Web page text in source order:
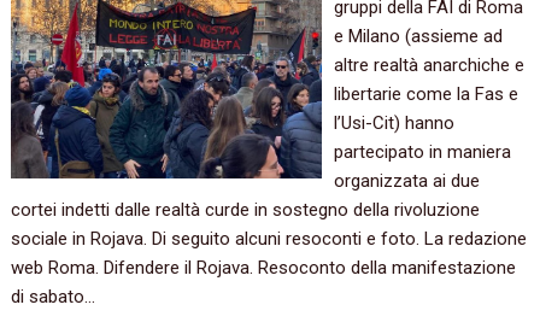
gruppi della FAI di Roma
e Milano (assieme ad
altre realtà anarchiche e
libertarie come la Fas e
l’Usi-Cit) hanno
partecipato in maniera
organizzata ai due
cortei indetti dalle realtà curde in sostegno della rivoluzione
sociale in Rojava. Di seguito alcuni resoconti e foto. La redazione
web Roma. Difendere il Rojava. Resoconto della manifestazione
di sabato…